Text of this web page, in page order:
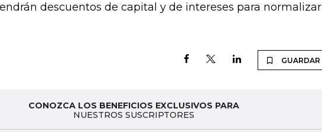
descuentos de capital y de intereses para normalizar
GUARDAR
CONOZCA LOS BENEFICIOS EXCLUSIVOS PARA
NUESTROS SUSCRIPTORES